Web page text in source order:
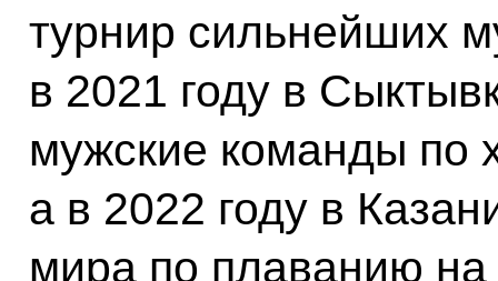
турнир сильнейших
в 2021 году в
мужские команды по
а в 2022 году в
мира по плаванию на